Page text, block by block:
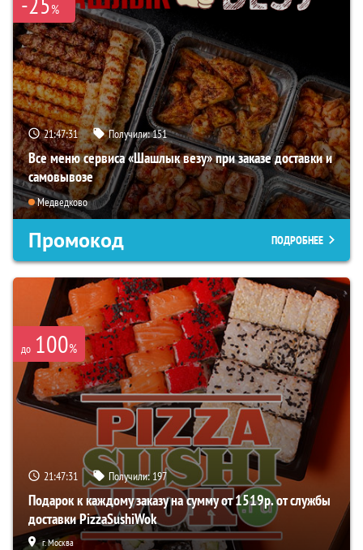
%
21:47:30 Получили:151
Все меню сервиса «Шашлык везу» при заказе доставки и
самовывозе
Медведково
Промокод ПОДРОБНЕЕ
до 100%
21:47:30 Получили:197
Подарок к каждому заказу на сумму от 1519р. от службы
доставки PizzaSushiWok
г. Москва